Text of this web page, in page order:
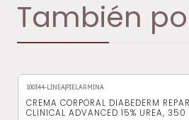
También
100344-LINEA PIELARMINA
CREMA CORPORAL DIABEDERM
CLINICAL ADVANCED 15% UREA,